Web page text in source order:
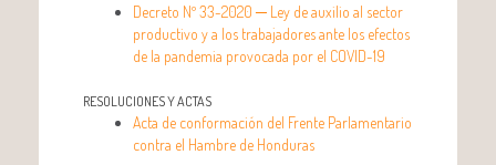
Decreto Nº 33-2020 ─ Ley de auxilio al sector
productivo y a los trabajadores ante los efectos
de la pandemia provocada por el COVID-19
RESOLUCIONES Y ACTAS
Acta de conformación del Frente Parlamentario
contra el Hambre de Honduras